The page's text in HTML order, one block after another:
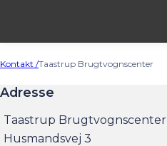
Kontakt /Taastrup Brugtvognscenter
Adresse
Taastrup Brugtvognscenter
Husmandsvej 3